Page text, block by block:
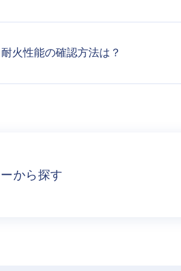
耐火性能の確認方法は？
から探す